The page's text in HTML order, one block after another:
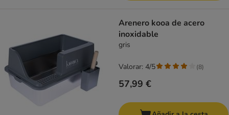
Arenero kooa de acero
inoxidable
gris
57,99 €
Valorar: 4/5 (8)